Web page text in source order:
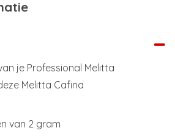
je Professional Melitta
Melitta Cafina
van 2 gram